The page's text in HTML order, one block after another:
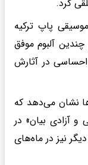
کرد.
پاپ ترکیه
آلبوم موفق
در آثارش
نشان می‌دهد که
و آزادی بیان» در
نیز در ماه‌های